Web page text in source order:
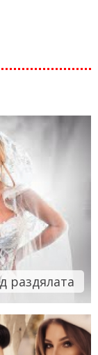
раздялата